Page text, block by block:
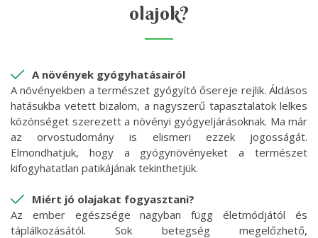
olajok?
A növények gyógyhatásairól
A növényekben a természet gyógyító ősereje rejlik. Áldásos
hatásukba vetett bizalom, a nagyszerű tapasztalatok lelkes
közönséget szerezett a növényi gyógyeljárásoknak. Ma már
az orvostudomány is elismeri ezzek jogosságát.
Elmondhatjuk, hogy a gyógynövényeket a természet
kifogyhatatlan patikájának tekinthetjük.
Miért jó olajakat fogyasztani?
Az ember egészsége nagyban függ életmódjától és
táplálkozásától. Sok betegség megelőzhető,